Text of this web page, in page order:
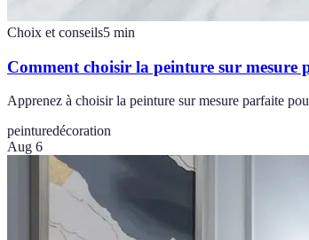
Choix et conseils5 min
Comment choisir la peinture sur mesure
Apprenez à choisir la peinture sur mesure parfaite
peinturedécoration
Aug 6